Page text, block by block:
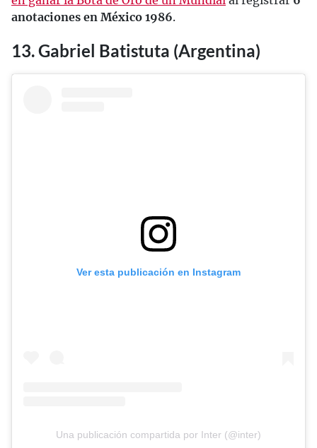
anotaciones en México 1986.
13. Gabriel Batistuta (Argentina)
Ver esta publicación en Instagram
Una publicación compartida por Inter (@inter)